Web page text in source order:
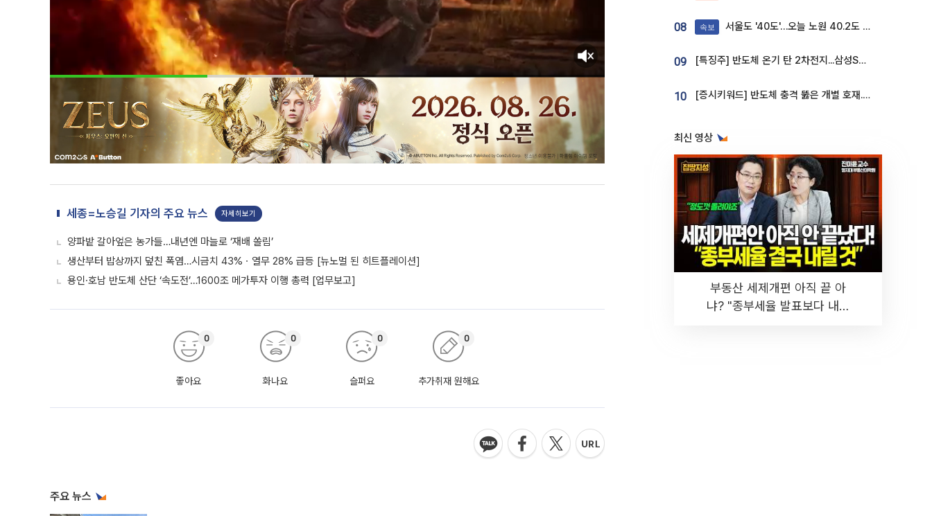
세종=노승길 기자의 주요 뉴스 자세히보기
양파밭 갈아엎은 농가들…내년엔 마늘로 ‘재배 쏠림’
생산부터 밥상까지 덮친 폭염…시금치 43%ㆍ열무 28% 급등 [뉴노멀 된 히트플레이션]
용인·호남 반도체 산단 ‘속도전’…1600조 메가투자 이행 총력 [업무보고]
좋아요
0
화나요
0
슬퍼요
0
추가취재 원해요
0
주요 뉴스
08 속보 서울도 '40도'…오늘 노원 40.2도 기록
09 [특징주] 반도체 온기 탄 2차전지...삼성SDI, 장 초반 7% 넘게 껑충
10 [증시키워드] 반도체 충격 뚫은 개별 호재...포스코퓨처엠·에코프로·한화솔루션 '눈길'
최신 영상
부동산 세제개편 아직 끝 아
냐? "종부세율 발표보다 내릴